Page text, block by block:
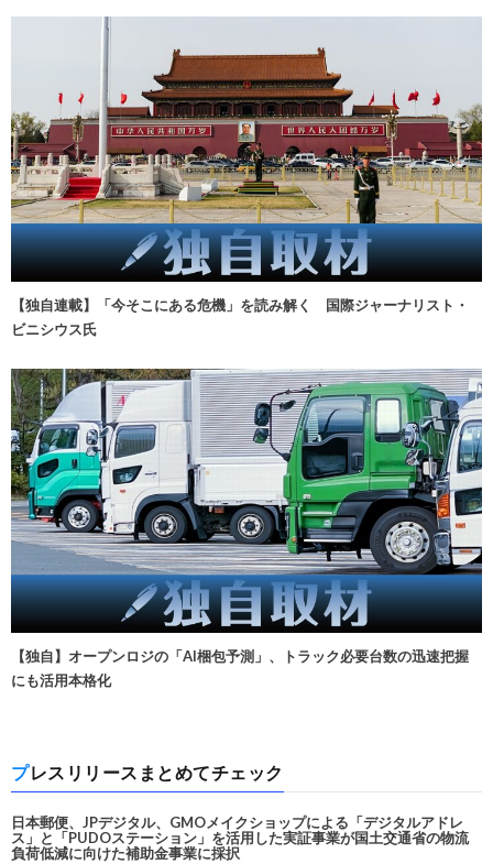
【独自連載】「今そこにある危機」を読み解く 国際ジャーナリスト・
ビニシウス氏
【独自】オープンロジの「AI梱包予測」、トラック必要台数の迅速把握
にも活用本格化
プレスリリースまとめてチェック
日本郵便、JPデジタル、GMOメイクショップによる「デジタルアドレ
ス」と「PUDOステーション」を活用した実証事業が国土交通省の物流
負荷低減に向けた補助金事業に採択